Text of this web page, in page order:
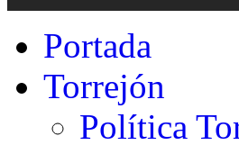
Portada
Torrejón
Política